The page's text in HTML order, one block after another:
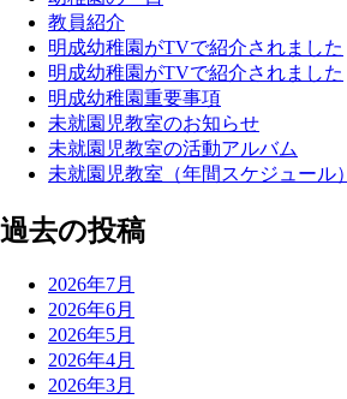
教員紹介
明成幼稚園がTVで紹介されました
明成幼稚園がTVで紹介されました
明成幼稚園重要事項
未就園児教室のお知らせ
未就園児教室の活動アルバム
未就園児教室（年間スケジュール）
過去の投稿
2026年7月
2026年6月
2026年5月
2026年4月
2026年3月